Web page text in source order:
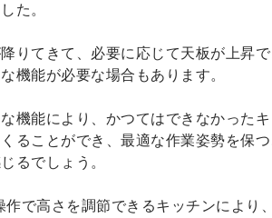
た。
りてきて、必要に応じて天板が上昇
機能が必要な場合もあります。
機能により、かつてはできなかった
ることができ、最適な作業姿勢を保
るでしょう。
で高さを調節できるキッチンにより